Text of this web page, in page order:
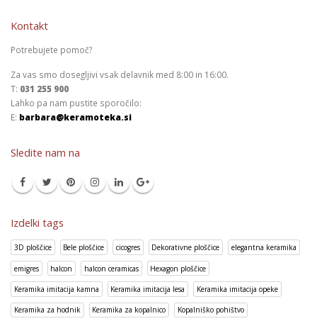
Kontakt
Potrebujete pomoč?
Za vas smo dosegljivi vsak delavnik med 8:00 in 16:00.
T: 031 255 900
Lahko pa nam pustite sporočilo:
E: barbara@keramoteka.si
Sledite nam na
Izdelki tags
3D ploščice Bele ploščice cicogres Dekorativne ploščice elegantna keramika
emigres halcon halcon ceramicas Hexagon ploščice
Keramika imitacija kamna Keramika imitacija lesa Keramika imitacija opeke
Keramika za hodnik Keramika za kopalnico Kopalniško pohištvo